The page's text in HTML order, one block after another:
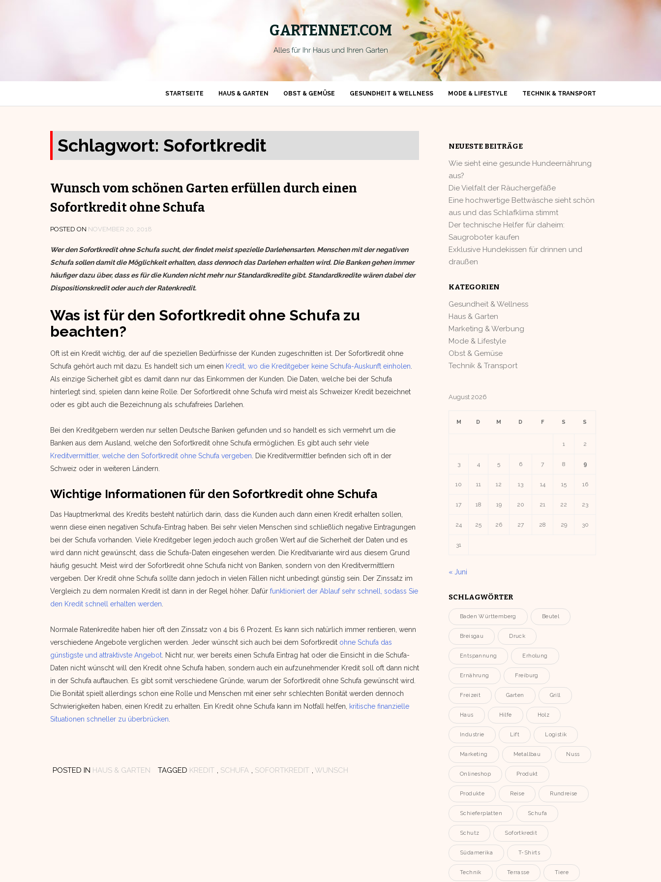
GARTENNET.COM
Alles für Ihr Haus und Ihren Garten
STARTSEITE HAUS & GARTEN OBST & GEMÜSE GESUNDHEIT & WELLNESS MODE & LIFESTYLE TECHNIK & TRANSPORT
Schlagwort: Sofortkredit
Wunsch vom schönen Garten erfüllen durch einen
Sofortkredit ohne Schufa
POSTED ON NOVEMBER 20, 2018
Wer den Sofortkredit ohne Schufa sucht, der findet meist spezielle Darlehensarten. Menschen mit der negativen
Schufa sollen damit die Möglichkeit erhalten, dass dennoch das Darlehen erhalten wird. Die Banken gehen immer
häufiger dazu über, dass es für die Kunden nicht mehr nur Standardkredite gibt. Standardkredite wären dabei der
Dispositionskredit oder auch der Ratenkredit.
Was ist für den Sofortkredit ohne Schufa zu
beachten?
Oft ist ein Kredit wichtig, der auf die speziellen Bedürfnisse der Kunden zugeschnitten ist. Der Sofortkredit ohne
Schufa gehört auch mit dazu. Es handelt sich um einen Kredit, wo die Kreditgeber keine Schufa-Auskunft einholen
Als einzige Sicherheit gibt es damit dann nur das Einkommen der Kunden. Die Daten, welche bei der Schufa
hinterlegt sind, spielen dann keine Rolle. Der Sofortkredit ohne Schufa wird meist als Schweizer Kredit bezeichnet
oder es gibt auch die Bezeichnung als schufafreies Darlehen.
Bei den Kreditgebern werden nur selten Deutsche Banken gefunden und so handelt es sich vermehrt um die
Banken aus dem Ausland, welche den Sofortkredit ohne Schufa ermöglichen. Es gibt auch sehr viele
Kreditvermittler, welche den Sofortkredit ohne Schufa vergeben . Die Kreditvermittler befinden sich oft in der
Schweiz oder in weiteren Ländern.
Wichtige Informationen für den Sofortkredit ohne Schufa
Das Hauptmerkmal des Kredits besteht natürlich darin, dass die Kunden auch dann einen Kredit erhalten sollen,
wenn diese einen negativen Schufa-Eintrag haben. Bei sehr vielen Menschen sind schließlich negative Eintragungen
bei der Schufa vorhanden. Viele Kreditgeber legen jedoch auch großen Wert auf die Sicherheit der Daten und es
wird dann nicht gewünscht, dass die Schufa-Daten eingesehen werden. Die Kreditvariante wird aus diesem Grund
häufig gesucht. Meist wird der Sofortkredit ohne Schufa nicht von Banken, sondern von den Kreditvermittlern
vergeben. Der Kredit ohne Schufa sollte dann jedoch in vielen Fällen nicht unbedingt günstig sein. Der Zinssatz im
Vergleich zu dem normalen Kredit ist dann in der Regel höher. Dafür funktioniert der Ablauf sehr schnell, sodass Sie
den Kredit schnell erhalten werden
Normale Ratenkredite haben hier oft den Zinssatz von 4 bis 6 Prozent. Es kann sich natürlich immer rentieren, wenn
verschiedene Angebote verglichen werden. Jeder wünscht sich auch bei dem Sofortkredit ohne Schufa das
günstigste und attraktivste Angebot . Nicht nur, wer bereits einen Schufa Eintrag hat oder die Einsicht in die Schufa-
Daten nicht wünscht will den Kredit ohne Schufa haben, sondern auch ein aufzunehmender Kredit soll oft dann nicht
in der Schufa auftauchen. Es gibt somit verschiedene Gründe, warum der Sofortkredit ohne Schufa gewünscht wird.
Die Bonität spielt allerdings schon eine Rolle und Menschen mit einer sehr schlechten Bonität werden dennoch
Schwierigkeiten haben, einen Kredit zu erhalten. Ein Kredit ohne Schufa kann im Notfall helfen,
kritische finanzielle
Situationen schneller zu überbrücken
POSTED IN HAUS & GARTEN TAGGED KREDIT , SCHUFA , SOFORTKREDIT , WUNSCH
NEUESTE BEITRÄGE
Wie sieht eine gesunde Hundeernährung
aus?
Die Vielfalt der Räuchergefäße
Eine hochwertige Bettwäsche sieht schön
aus und das Schlafklima stimmt
Der technische Helfer für daheim:
Saugroboter kaufen
Exklusive Hundekissen für drinnen und
draußen
KATEGORIEN
Gesundheit & Wellness
Haus & Garten
Marketing & Werbung
Mode & Lifestyle
Obst & Gemüse
Technik & Transport
August 2026
M D M D F S S
1 2
3 4 5 6 7 8 9
10 11 12 13 14 15 16
17 18 19 20 21 22 23
24 25 26 27 28 29 30
31
« Juni
SCHLAGWÖRTER
Baden Württemberg Beutel
Breisgau Druck
Entspannung Erholung
Ernährung Freiburg
Freizeit Garten Grill
Haus Hilfe Holz
Industrie Lift Logistik
Marketing Metallbau Nuss
Onlineshop Produkt
Produkte Reise Rundreise
Schieferplatten Schufa
Schutz Sofortkredit
Südamerika T-Shirts
Technik Terrasse Tiere